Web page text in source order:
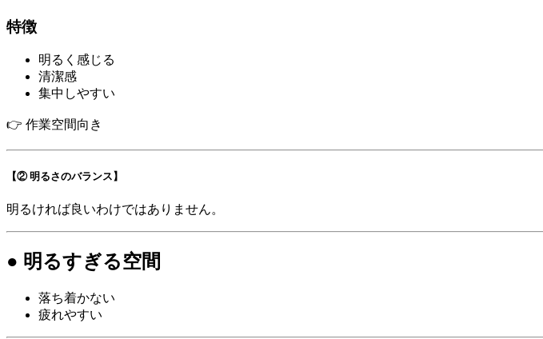
特徴
明るく感じる
清潔感
集中しやすい
👉 作業空間向き
【② 明るさのバランス】
明るければ良いわけではありません。
● 明るすぎる空間
落ち着かない
疲れやすい